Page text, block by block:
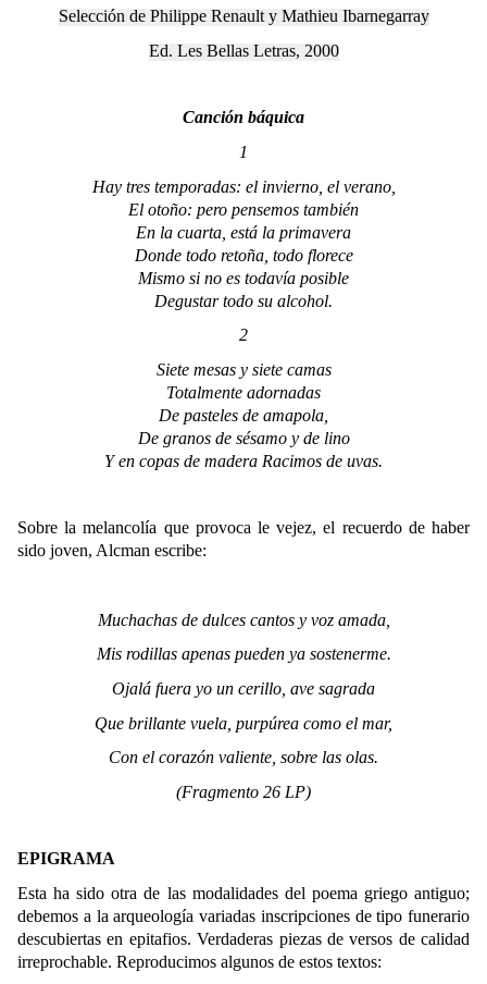
Selección de Philippe Renault y Mathieu Ibarnegarray
Ed. Les Bellas Letras, 2000
Canción báquica
1
Hay tres temporadas: el invierno, el verano,
El otoño: pero pensemos también
En la cuarta, está la primavera
Donde todo retoña, todo florece
Mismo si no es todavía posible
Degustar todo su alcohol.
2
Siete mesas y siete camas
Totalmente adornadas
De pasteles de amapola,
De granos de sésamo y de lino
Y en copas de madera Racimos de uvas.
Sobre la melancolía que provoca le vejez, el recuerdo de haber
sido joven, Alcman escribe:
Muchachas de dulces cantos y voz amada,
Mis rodillas apenas pueden ya sostenerme.
Ojalá fuera yo un cerillo, ave sagrada
Que brillante vuela, purpúrea como el mar,
Con el corazón valiente, sobre las olas.
(Fragmento 26 LP)
EPIGRAMA
Esta ha sido otra de las modalidades del poema griego antiguo;
debemos a la arqueología variadas inscripciones de tipo funerario
descubiertas en epitafios. Verdaderas piezas de versos de calidad
irreprochable. Reproducimos algunos de estos textos: